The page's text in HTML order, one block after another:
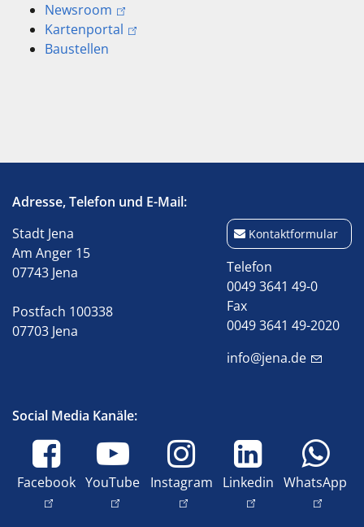
Newsroom
Kartenportal
Baustellen
Adresse, Telefon und E-Mail:
Stadt Jena
Am Anger 15
07743 Jena
Postfach 100338
07703 Jena
Kontaktformular
Telefon
0049 3641 49-0
Fax
0049 3641 49-2020
info@jena.de
Social Media Kanäle:
Facebook YouTube Instagram Linkedin WhatsApp